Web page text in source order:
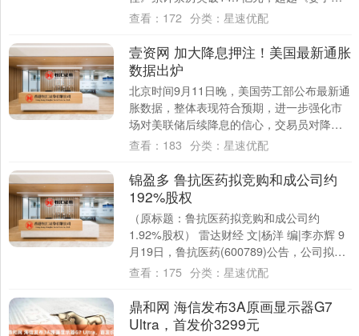
牙》升至中国动画影史票房第三位；其猫
查看： 172 分类： 星速优配
壹资网 加大降息押注！美国最新通胀
数据出炉
北京时间9月11日晚，美国劳工部公布最新通
胀数据，整体表现符合预期，进一步强化市
场对美联储后续降息的信心，交易员对降息
频次的押注随之升温。数据显示，美国8月未
查看： 183 分类： 星速优配
锦盈多 鲁抗医药拟竞购和成公司约
192%股权
（原标题：鲁抗医药拟竞购和成公司约
1.92%股权） 雷达财经 文|杨洋 编|李亦辉 9
月19日，鲁抗医药(600789)公告，公司拟通
过山东产权交易中心参与竞价....
查看： 175 分类： 星速优配
鼎和网 海信发布3A原画显示器G7
Ultra，首发价3299元